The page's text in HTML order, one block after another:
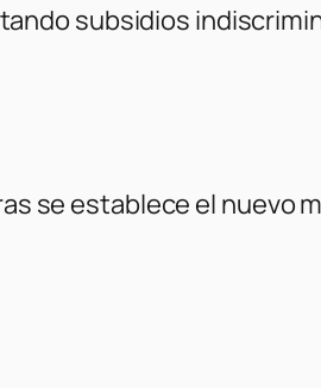
subsidios
se establece el nuevo